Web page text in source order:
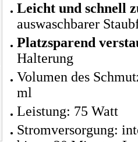
Leicht und schnell
auswaschbarer
Platzsparend
Halterung
Volumen des
ml
Leistung: 75 Watt
Stromversorgung: